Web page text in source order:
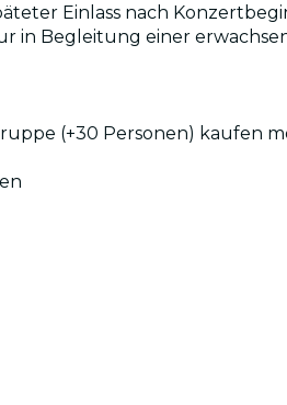
Einlass nach
in Begleitung einer
(+30 Personen) kaufen